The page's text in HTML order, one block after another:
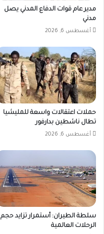
مدير عام قوات الدفاع المدني يصل
مدني
أغسطس 6, 2026
حملات اعتقالات واسعة للمليشيا
تطال ناشطين بدارفور
أغسطس 6, 2026
سلطة الطيران: أستمرار تزايد حجم
الرحلات العالمية